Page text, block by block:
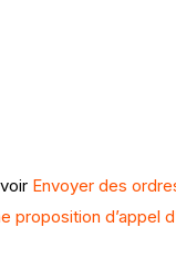
Envoyer des
proposition d’appel